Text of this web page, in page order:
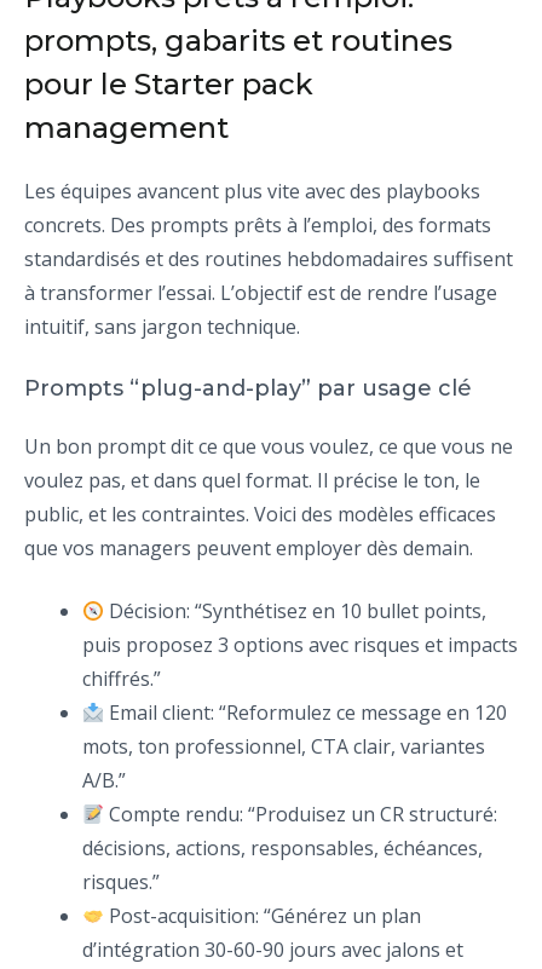
prompts, gabarits et routines
pour le Starter pack
management
Les équipes avancent plus vite avec des playbooks
concrets. Des prompts prêts à l’emploi, des formats
standardisés et des routines hebdomadaires suffisent
à transformer l’essai. L’objectif est de rendre l’usage
intuitif, sans jargon technique.
Prompts “plug-and-play” par usage clé
Un bon prompt dit ce que vous voulez, ce que vous ne
voulez pas, et dans quel format. Il précise le ton, le
public, et les contraintes. Voici des modèles efficaces
que vos managers peuvent employer dès demain.
Décision: “Synthétisez en 10 bullet points,
puis proposez 3 options avec risques et impacts
chiffrés.”
Email client: “Reformulez ce message en 120
mots, ton professionnel, CTA clair, variantes
A/B.”
Compte rendu: “Produisez un CR structuré:
décisions, actions, responsables, échéances,
risques.”
Post-acquisition: “Générez un plan
d’intégration 30-60-90 jours avec jalons et